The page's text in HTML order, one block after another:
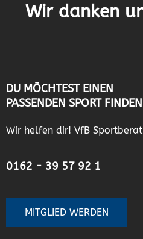
Wir danken
DU MÖCHTEST EINEN
PASSENDEN SPORT
Wir helfen dir! VfB
0162 - 39 57 92 1
MITGLIED WERDEN